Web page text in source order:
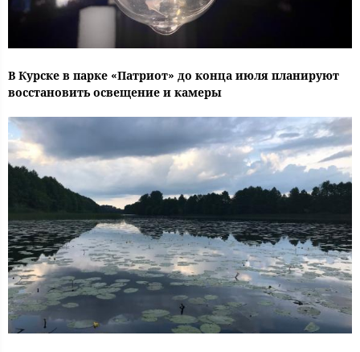
В Курске в парке «Патриот» до конца июля планируют
восстановить освещение и камеры